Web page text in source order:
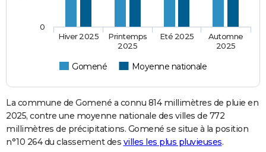
Gomené Moyenne nationale
Hiver 2025
Printemps
2025
Eté 2025
Automne
2025
0
La commune de Gomené a connu 814 millimètres de pluie en
2025, contre une moyenne nationale des villes de 772
millimètres de précipitations. Gomené se situe à la position
n°10 264 du classement des villes les plus pluvieuses.